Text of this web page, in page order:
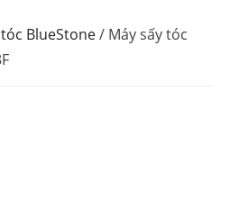
BlueStone/ Máy sấy tóc